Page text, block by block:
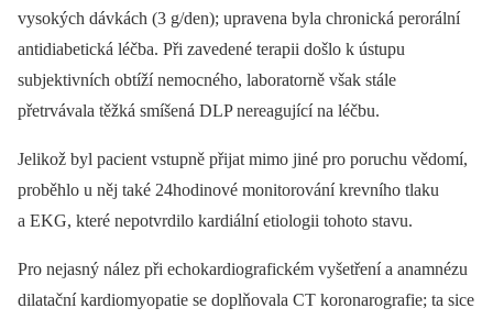
vysokých dávkách (3 g/den); upravena byla chronická perorální
antidiabetická léčba. Při zavedené terapii došlo k ústupu
subjektivních obtíží nemocného, laboratorně však stále
přetrvávala těžká smíšená DLP nereagující na léčbu.
Jelikož byl pacient vstupně přijat mimo jiné pro poruchu vědomí,
proběhlo u něj také 24hodinové monitorování krevního tlaku
a EKG, které nepotvrdilo kardiální etiologii tohoto stavu.
Pro nejasný nález při echokardiografickém vyšetřenía anamnézu
dilatační kardiomyopatie se doplňovala CT koronarografie; ta sice